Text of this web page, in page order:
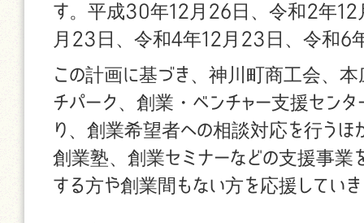
す。平成30年12月26日、令和2年
月23日、令和4年12月23日、令和6
この計画に基づき、神川町商工会、
チパーク、創業・ベンチャー支援セン
り、創業希望者への相談対応を行う
創業塾、創業セミナーなどの支援事業
する方や創業間もない方を応援してい